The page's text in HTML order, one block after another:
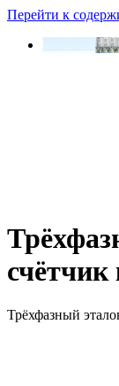
Перейти к
счётчик
Трёхфазный